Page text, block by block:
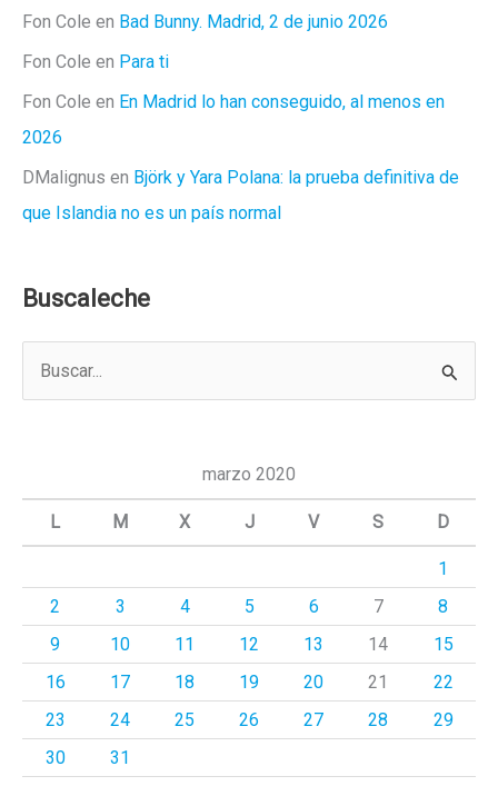
Fon Cole en Bad Bunny. Madrid, 2 de junio 2026
Fon Cole en Para ti
Fon Cole en En Madrid lo han conseguido, al menos en
2026
DMalignus en Björk y Yara Polana: la prueba definitiva de
que Islandia no es un país normal
Buscaleche
a
marzo 2020
L M X J V S D
1
2
3 4 5 6 7
8
9
10 11 12 13 14
15
16
17 18 19 20 21
22
23
24 25 26 27 28
29
30
31